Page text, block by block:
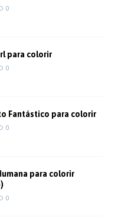
0
para colorir
0
Fantástico para colorir
0
para colorir
0